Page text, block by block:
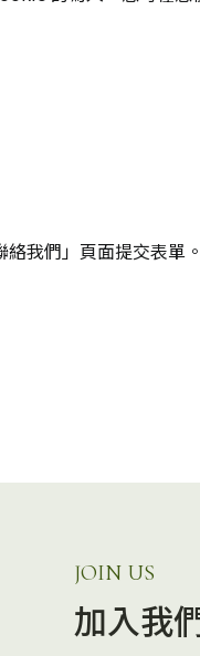
絡我們」頁面提交表單
JOIN US
加入我